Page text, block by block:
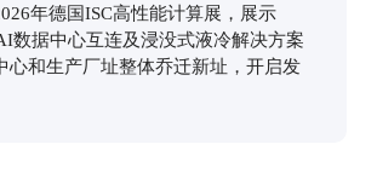
年德国ISC高性能计算展，展示
数据中心互连及浸没式液冷解决方案
心和生产厂址整体乔迁新址，开启发